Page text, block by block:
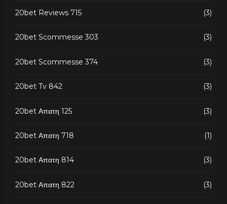
20bet Reviews 715 (3)
20bet Scommesse 303 (3)
20bet Scommesse 374 (3)
20bet Tv 842 (3)
20bet Απατη 125 (3)
20bet Απατη 718 (1)
20bet Απατη 814 (3)
20bet Απατη 822 (3)